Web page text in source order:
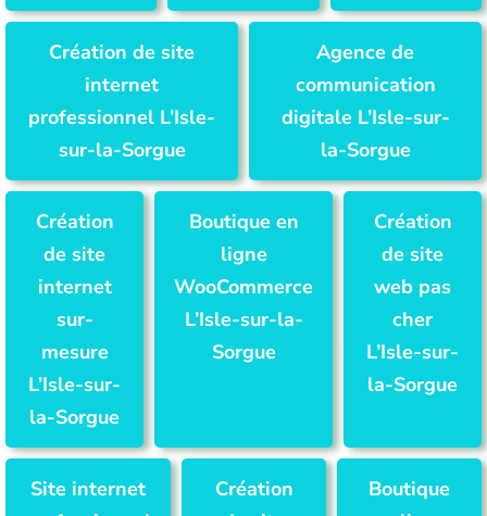
Création de site
internet
professionnel L’Isle-
sur-la-Sorgue
Agence de
communication
digitale L’Isle-sur-
la-Sorgue
Création
de site
internet
sur-
mesure
L’Isle-sur-
la-Sorgue
Boutique en
ligne
WooCommerce
L’Isle-sur-la-
Sorgue
Création
de site
web pas
cher
L’Isle-sur-
la-Sorgue
Site internet
Création
Boutique